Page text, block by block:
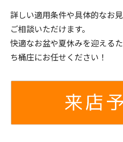
詳しい適用条件や具体的なお
ご相談いただけます。
快適なお盆や夏休みを迎える
ち桶庄にお任せください！